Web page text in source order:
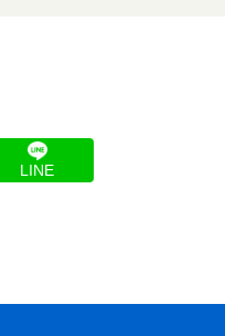
LINE